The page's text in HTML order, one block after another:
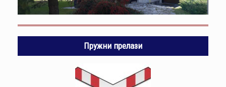
Пружни прелази